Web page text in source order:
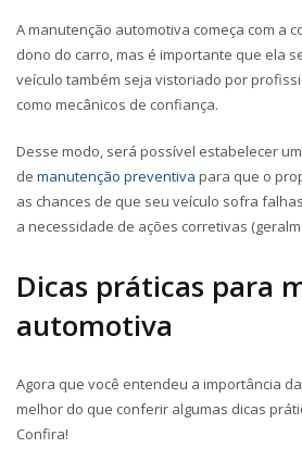
A manutenção automotiva começa com a
dono do carro, mas é importante que ela
veículo também seja vistoriado por
como mecânicos de confiança.
Desse modo, será possível estabelecer
de manutenção preventiva para que o
as chances de que seu veículo sofra
a necessidade de ações corretivas
Dicas práticas para
automotiva
Agora que você entendeu a importância
melhor do que conferir algumas dicas
Confira!